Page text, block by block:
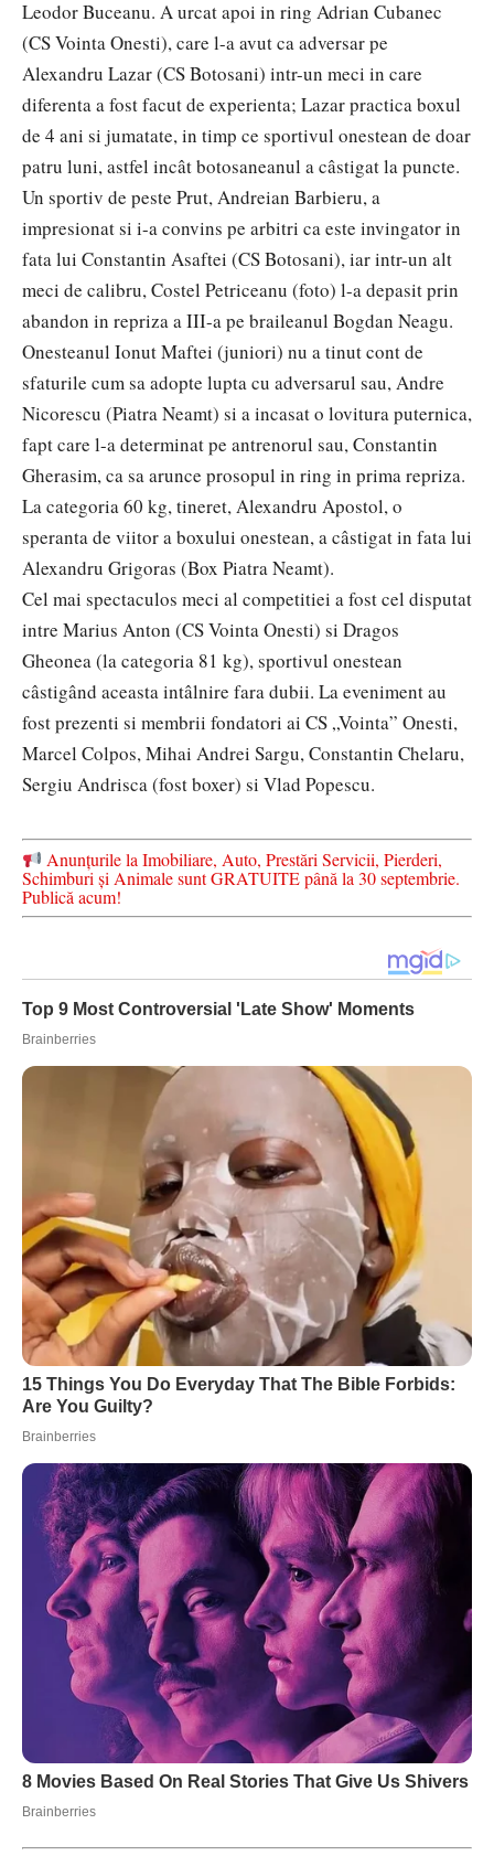
Leodor Buceanu. A urcat apoi in ring Adrian Cubanec
(CS Vointa Onesti), care l-a avut ca adversar pe
Alexandru Lazar (CS Botosani) intr-un meci in care
diferenta a fost facut de experienta; Lazar practica boxul
de 4 ani si jumatate, in timp ce sportivul onestean de doar
patru luni, astfel incât botosaneanul a câstigat la puncte.
Un sportiv de peste Prut, Andreian Barbieru, a
impresionat si i-a convins pe arbitri ca este invingator in
fata lui Constantin Asaftei (CS Botosani), iar intr-un alt
meci de calibru, Costel Petriceanu (foto) l-a depasit prin
abandon in repriza a III-a pe braileanul Bogdan Neagu.
Onesteanul Ionut Maftei (juniori) nu a tinut cont de
sfaturile cum sa adopte lupta cu adversarul sau, Andre
Nicorescu (Piatra Neamt) si a incasat o lovitura puternica,
fapt care l-a determinat pe antrenorul sau, Constantin
Gherasim, ca sa arunce prosopul in ring in prima repriza.
La categoria 60 kg, tineret, Alexandru Apostol, o
speranta de viitor a boxului onestean, a câstigat in fata lui
Alexandru Grigoras (Box Piatra Neamt).
Cel mai spectaculos meci al competitiei a fost cel disputat
intre Marius Anton (CS Vointa Onesti) si Dragos
Gheonea (la categoria 81 kg), sportivul onestean
câstigând aceasta intâlnire fara dubii. La eveniment au
fost prezenti si membrii fondatori ai CS „Vointa” Onesti,
Marcel Colpos, Mihai Andrei Sargu, Constantin Chelaru,
Sergiu Andrisca (fost boxer) si Vlad Popescu.
Anunțurile la Imobiliare, Auto, Prestări Servicii, Pierderi,
Schimburi și Animale sunt GRATUITE până la 30 septembrie.
Publică acum!